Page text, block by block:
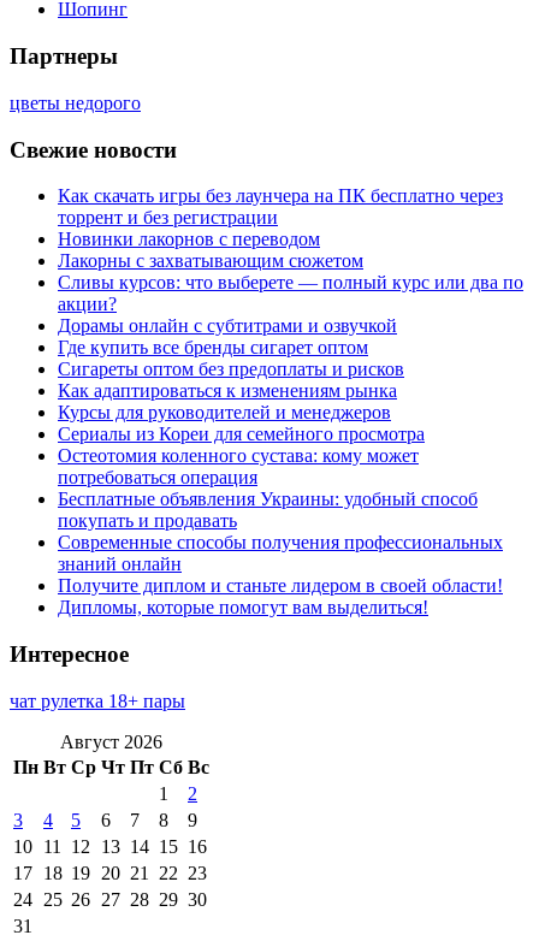
Шопинг
Партнеры
цветы недорого
Свежие новости
Как скачать игры без лаунчера на ПК бесплатно через
торрент и без регистрации
Новинки лакорнов с переводом
Лакорны с захватывающим сюжетом
Сливы курсов: что выберете — полный курс или два по
акции?
Дорамы онлайн с субтитрами и озвучкой
Где купить все бренды сигарет оптом
Сигареты оптом без предоплаты и рисков
Как адаптироваться к изменениям рынка
Курсы для руководителей и менеджеров
Сериалы из Кореи для семейного просмотра
Остеотомия коленного сустава: кому может
потребоваться операция
Бесплатные объявления Украины: удобный способ
покупать и продавать
Современные способы получения профессиональных
знаний онлайн
Получите диплом и станьте лидером в своей области!
Дипломы, которые помогут вам выделиться!
Интересное
чат рулетка 18+ пары
Август 2026
Пн Вт Ср Чт Пт Сб Вс
1
2
3
4 5 6 7 8
9
10 11 12 13 14 15 16
17 18 19 20 21 22 23
24 25 26 27 28 29 30
31